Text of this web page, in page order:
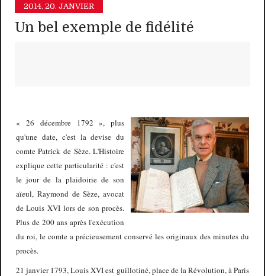
2014. 20. JANVIER
Un bel exemple de fidélité
« 26 décembre 1792 », plus
qu'une date, c'est la devise du
comte Patrick de Sèze. L'Histoire
explique cette particularité : c'est
le jour de la plaidoirie de son
aïeul, Raymond de Sèze, avocat
de Louis XVI lors de son procès.
Plus de 200 ans après l'exécution
du roi, le comte a précieusement conservé les originaux des minutes du
procès.
21 janvier 1793, Louis XVI est guillotiné, place de la Révolution, à Paris